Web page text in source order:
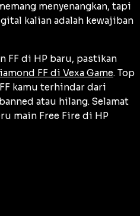
menyenangkan, tapi
kalian adalah kewajiban
FF di HP baru, pastikan
FF di Vexa Game. Top
kamu terhindar dari
atau hilang. Selamat
main Free Fire di HP